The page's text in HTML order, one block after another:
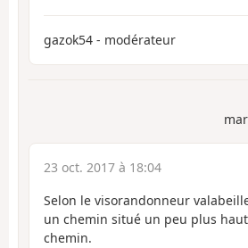
gazok54 - modérateur
23 oct. 2017 à 18:04
Selon le visorandonneur
un chemin situé un peu plus
chemin.